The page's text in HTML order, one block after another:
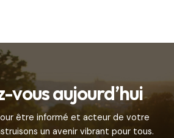
vous aujourd’hui
être informé et acteur de votre
un avenir vibrant pour tous.